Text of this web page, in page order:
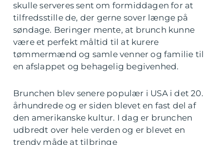
skulle serveres sent om formiddagen for at
tilfredsstille de, der gerne sover længe på
søndage. Beringer mente, at brunch kunne
være et perfekt måltid til at kurere
tømmermænd og samle venner og familie til
en afslappet og behagelig begivenhed.
Brunchen blev senere populær i USA i det 20.
århundrede og er siden blevet en fast del af
den amerikanske kultur. I dag er brunchen
udbredt over hele verden og er blevet en
trendy måde at tilbringe